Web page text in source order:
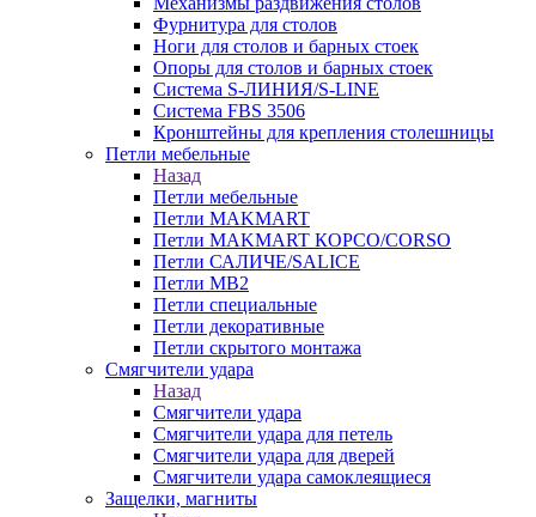
Фурнитура для столов
Ноги для столов и барных стоек
Опоры для столов и барных стоек
Система S-ЛИНИЯ/S-LINE
Система FBS 3506
Кронштейны для крепления столешницы
Петли мебельные
Назад
Петли мебельные
Петли MAKMART
Петли MAKMART КОРСО/CORSO
Петли САЛИЧЕ/SALICE
Петли MB2
Петли специальные
Петли декоративные
Петли скрытого монтажа
Смягчители удара
Назад
Смягчители удара
Смягчители удара для петель
Смягчители удара для дверей
Cмягчители удара самоклеящиеся
Защелки, магниты